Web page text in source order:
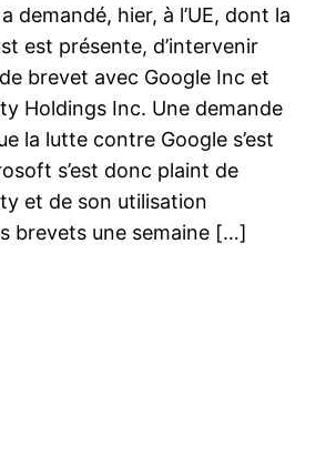
demandé, hier, à l’UE, dont la
est présente, d’intervenir
brevet avec Google Inc et
Holdings Inc. Une demande
la lutte contre Google s’est
s’est donc plaint de
et de son utilisation
brevets une semaine […]